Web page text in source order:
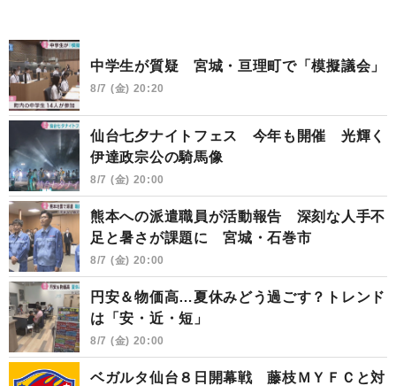
中学生が質疑 宮城・亘理町で「模擬議会」
8/7 (金) 20:20
仙台七夕ナイトフェス 今年も開催 光輝く
伊達政宗公の騎馬像
8/7 (金) 20:00
熊本への派遣職員が活動報告 深刻な人手不
足と暑さが課題に 宮城・石巻市
8/7 (金) 20:00
円安＆物価高…夏休みどう過ごす？トレンド
は「安・近・短」
8/7 (金) 20:00
ベガルタ仙台８日開幕戦 藤枝ＭＹＦＣと対